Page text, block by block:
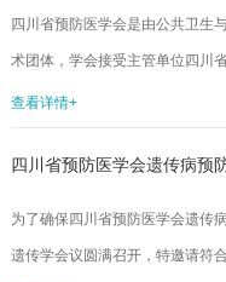
四川省预防医学会是由公共卫生
术团体，学会接受主管单位四川
政厅的指导和监督管理。现因工
责学会内部后勤服务保障及档案
查看详情+
四川省预防医学会遗传病预
学遗传学会议项目比选文件
为了确保四川省预防医学会遗传
遗传学会议圆满召开，特邀请符